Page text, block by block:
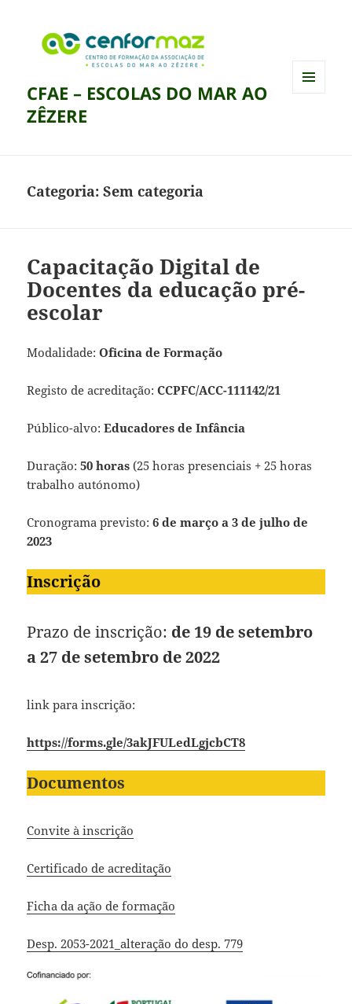
CFAE – ESCOLAS DO MAR AO
ZÊZERE
Categoria:Sem categoria
Capacitação Digital de
Docentes da educação pré-
escolar
Modalidade:Oficina de Formação
Registo de acreditação:CCPFC/ACC-111142/21
Público-alvo:Educadores de Infância
Duração:50 horas (25 horas presenciais + 25 horas
trabalho autónomo)
Cronograma previsto:6 de março a 3 de julho de
2023
Inscrição
Prazo de inscrição: de 19 de setembro
a 27 de setembro de 2022
link para inscrição:
https://forms.gle/3akJFULedLgjcbCT8
Documentos
Convite à inscrição
Certificado de acreditação
Ficha da ação de formação
Desp. 2053-2021_alteração do desp. 779